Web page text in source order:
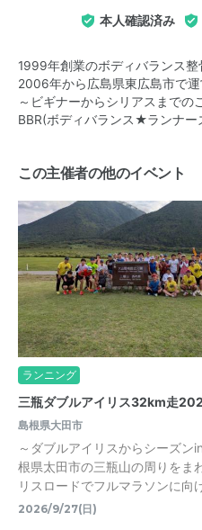
本人確認済み
1999年創業のボディバランス整
2006年から広島県東広島市で
～ビギナーからシリアスまでの
BBR(ボディバランス★ランナー
この主催者の他のイベント
ランニング
三瓶ダブルアイリス32km走
島根県大田市
～ダブルアイリスからシーズン
根県太田市の三瓶山の周りをま
リスロードでフルマラソンに向
2026/9/27(日)